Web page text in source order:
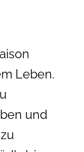
Leben.
und